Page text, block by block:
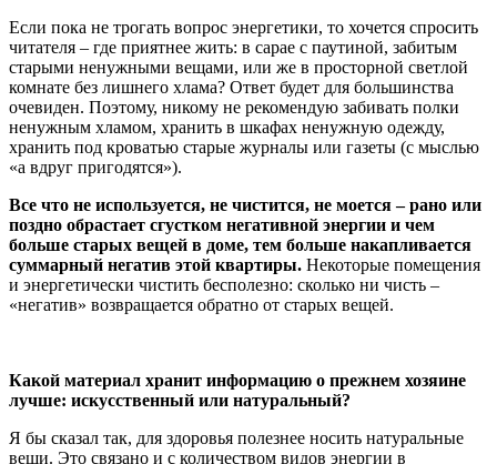
Если пока не трогать вопрос энергетики, то хочется спросить
читателя – где приятнее жить: в сарае с паутиной, забитым
старыми ненужными вещами, или же в просторной светлой
комнате без лишнего хлама? Ответ будет для большинства
очевиден. Поэтому, никому не рекомендую забивать полки
ненужным хламом, хранить в шкафах ненужную одежду,
хранить под кроватью старые журналы или газеты (с мыслью
«а вдруг пригодятся»).
Все что не используется, не чистится, не моется – рано или
поздно обрастает сгустком негативной энергии и чем
больше старых вещей в доме, тем больше накапливается
суммарный негатив этой квартиры. Некоторые помещения
и энергетически чистить бесполезно: сколько ни чисть –
«негатив» возвращается обратно от старых вещей.
Какой материал хранит информацию о прежнем хозяине
лучше: искусственный или натуральный?
Я бы сказал так, для здоровья полезнее носить натуральные
вещи. Это связано и с количеством видов энергии в